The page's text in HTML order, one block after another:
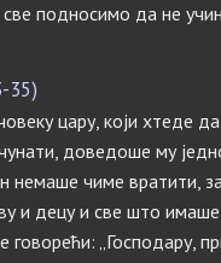
подносимо да не
35)
цару, који хтеде
доведоше му
чиме вратити,
и децу и све што
„Господару,